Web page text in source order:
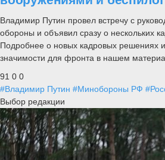
Владимир Путин провел встречу с
обороны и объявил сразу о нескольких
Подробнее о новых кадровых решениях и
значимости для фронта в нашем
91 0 0
#Владимир Путин #Минобороны РФ
Выбор редакции